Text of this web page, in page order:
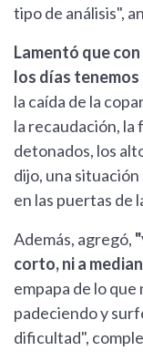
tipo de análisis",
Lamentó que
los días tenemos
la caída de la
la recaudación, la
detonados, los
dijo, una
en las puertas de
Además, agregó,
corto, ni a
empapa de lo que
padeciendo y
dificultad",